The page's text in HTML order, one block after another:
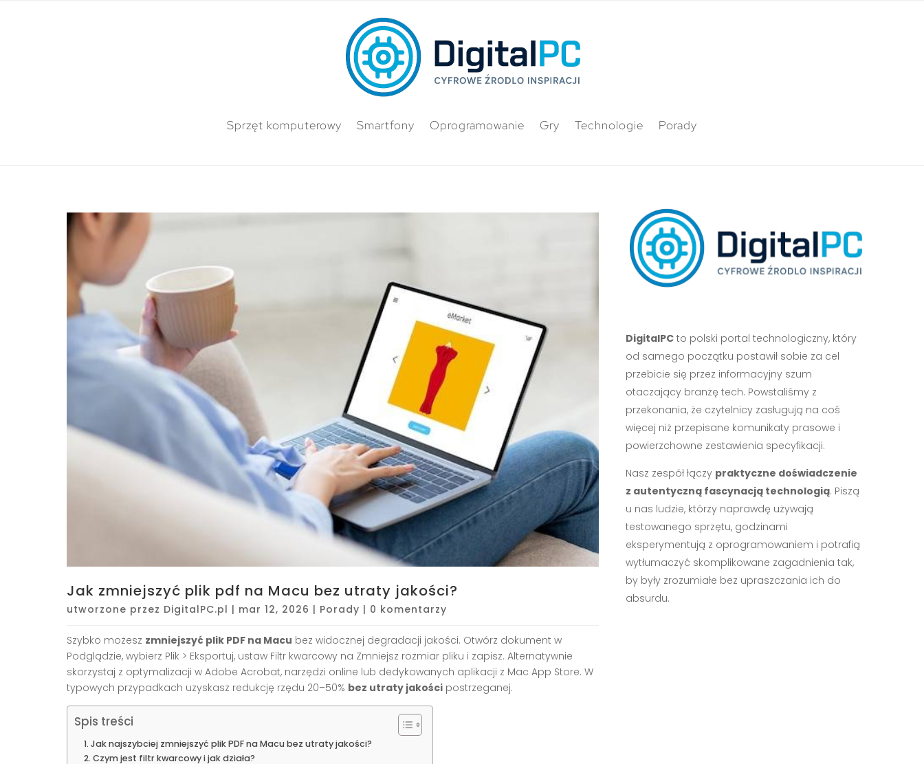
Sprzęt komputerowy Smartfony Oprogramowanie Gry Technologie Porady
Jak zmniejszyć plik pdf na Macu bez utraty jakości?
utworzone przez DigitalPC.pl | mar 12, 2026 | Porady | 0 komentarzy
Szybko możesz zmniejszyć plik PDF na Macu bez widocznej degradacji jakości. Otwórz dokument w
Podglądzie, wybierz Plik > Eksportuj, ustaw Filtr kwarcowy na Zmniejsz rozmiar pliku i zapisz. Alternatywnie
skorzystaj z optymalizacji w Adobe Acrobat, narzędzi online lub dedykowanych aplikacji z Mac App Store. W
typowych przypadkach uzyskasz redukcję rzędu 20–50% bez utraty jakości postrzeganej.
Spis treści
Jak najszybciej zmniejszyć plik PDF na Macu bez utraty jakości?
Czym jest filtr kwarcowy i jak działa?
DigitalPCto polski portal technologiczny, który
od samego początku postawił sobie za cel
przebicie się przez informacyjny szum
otaczający branżę tech. Powstaliśmy z
przekonania, że czytelnicy zasługują na coś
więcej niż przepisane komunikaty prasowe i
powierzchowne zestawienia specyfikacji.
Nasz zespół łączy praktyczne doświadczenie
z autentyczną fascynacją technologią. Piszą
u nas ludzie, którzy naprawdę używają
testowanego sprzętu, godzinami
eksperymentują z oprogramowaniem i potrafią
wytłumaczyć skomplikowane zagadnienia tak,
by były zrozumiałe bez upraszczania ich do
absurdu.